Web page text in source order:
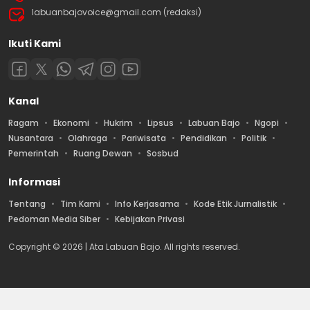
labuanbajovoice@gmail.com (redaksi)
Ikuti Kami
Kanal
Ragam Ekonomi Hukrim Lipsus Labuan Bajo
Ngopi
Nusantara
Olahraga Pariwisata Pendidikan
Politik
Pemerintah
Ruang Dewan Sosbud
Informasi
Tentang Tim Kami Info Kerjasama
Kode Etik Jurnalistik
Pedoman Media Siber
Kebijakan Privasi
Copyright © 2026 | Ata Labuan Bajo. All rights reserved.